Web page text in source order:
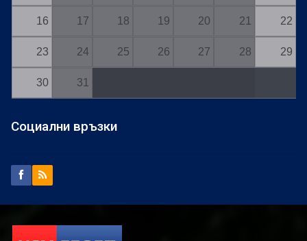
16 17 18 19 20 21 22
23 24 25 26 27 28 29
30 31
Социални връзки